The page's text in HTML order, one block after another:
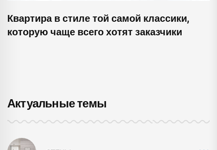
Квартира в стиле той самой классики,
которую чаще всего хотят заказчики
Актуальные темы